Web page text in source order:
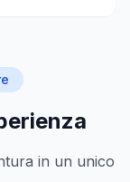
in un unico